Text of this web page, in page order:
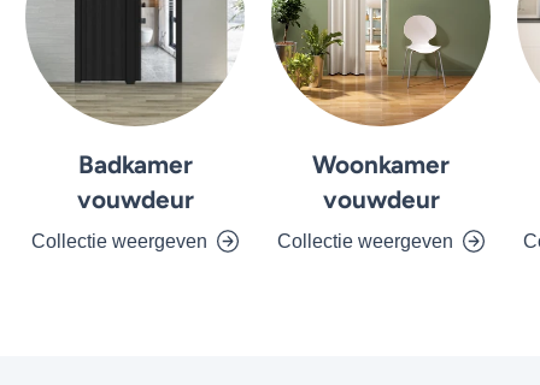
Badkamer
vouwdeur
Collectie weergeven
Woonkamer
vouwdeur
Collectie weergeven